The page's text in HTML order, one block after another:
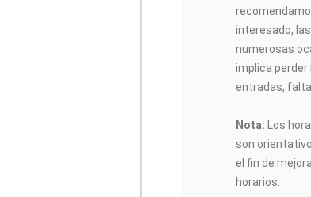
interesado,
numerosas
implica
entradas,
Nota: Los
son
el fin de
horarios.